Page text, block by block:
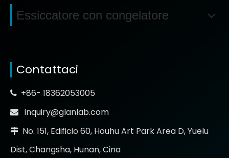
Essiccatore con congelatore
Contattaci
 +86- 18362053005
 inquiry@glanlab.com
 No. 151, Edificio 60, Houhu Art Park Area D, Yuelu
Dist, Changsha, Hunan, Cina